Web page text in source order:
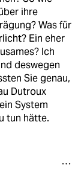
ihre
Was für
Ein eher
Ich
deswegen
Sie genau,
Dutroux
System
tun hätte.